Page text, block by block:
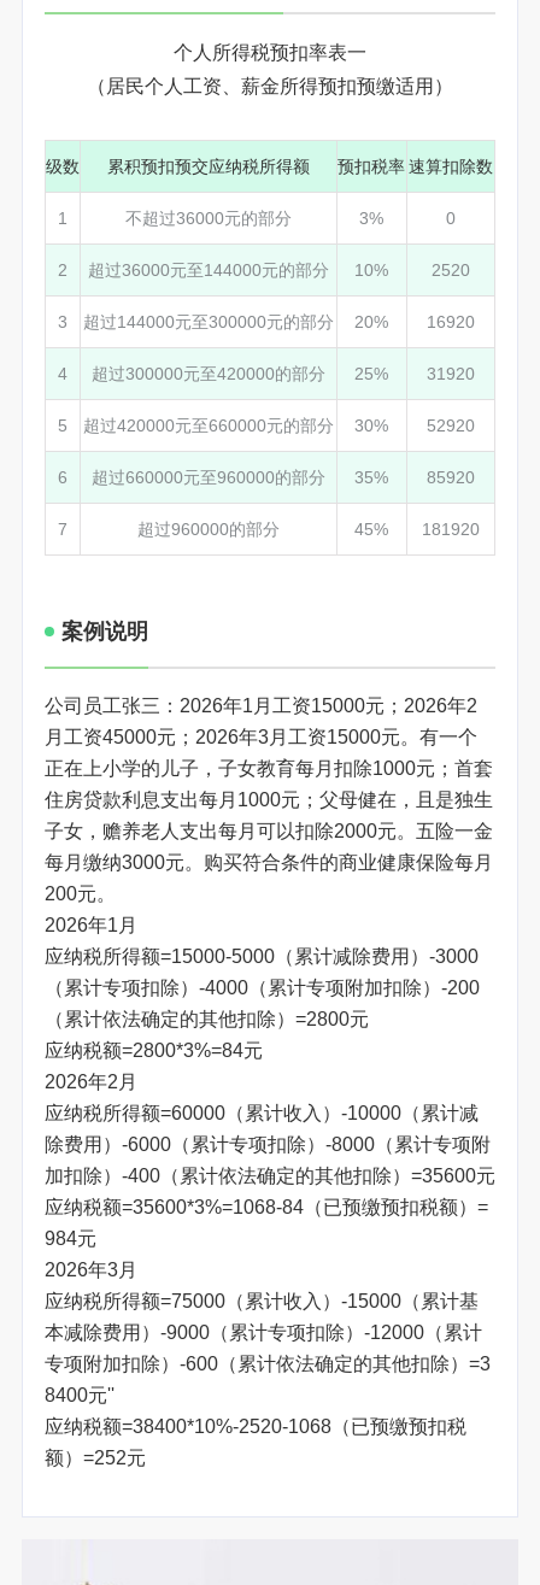
个人所得税预扣率表一
（居民个人工资、薪金所得预扣预缴适用）
级数 累积预扣预交应纳税所得额 预扣税率速算扣除数
1 不超过36000元的部分 3% 0
2 超过36000元至144000元的部分 10% 2520
3 超过144000元至300000元的部分 20% 16920
4 超过300000元至420000的部分 25% 31920
5 超过420000元至660000元的部分 30% 52920
6 超过660000元至960000的部分 35% 85920
7 超过960000的部分 45% 181920
案例说明
公司员工张三：2026年1月工资15000元；2026年2
月工资45000元；2026年3月工资15000元。有一个
正在上小学的儿子，子女教育每月扣除1000元；首套
住房贷款利息支出每月1000元；父母健在，且是独生
子女，赡养老人支出每月可以扣除2000元。五险一金
每月缴纳3000元。购买符合条件的商业健康保险每月
200元。
2026年1月
应纳税所得额=15000-5000（累计减除费用）-3000
（累计专项扣除）-4000（累计专项附加扣除）-200
（累计依法确定的其他扣除）=2800元
应纳税额=2800*3%=84元
2026年2月
应纳税所得额=60000（累计收入）-10000（累计减
除费用）-6000（累计专项扣除）-8000（累计专项附
加扣除）-400（累计依法确定的其他扣除）=35600元
应纳税额=35600*3%=1068-84（已预缴预扣税额）=
984元
2026年3月
应纳税所得额=75000（累计收入）-15000（累计基
本减除费用）-9000（累计专项扣除）-12000（累计
专项附加扣除）-600（累计依法确定的其他扣除）=3
8400元''
应纳税额=38400*10%-2520-1068（已预缴预扣税
额）=252元